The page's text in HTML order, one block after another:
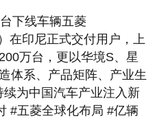
下线车辆五菱
在印尼正式交付用户，上
万台，更以华境S、星
体系、产品矩阵、产业生
为中国汽车产业注入新
#五菱全球化布局 #亿辆